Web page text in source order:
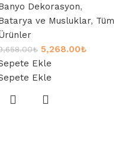
Dekorasyon,
ve Musluklar, Tüm
₺ 5,268.00₺
Ekle
Ekle